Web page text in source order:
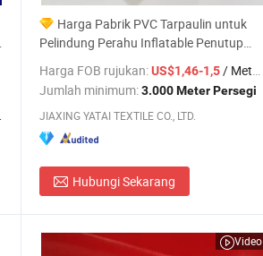
Harga Pabrik PVC Tarpaulin untuk
Pelindung Perahu Inflatable Penutup
Harga FOB rujukan:US$1,46-1,5/ Meter persegi
Jumlah minimum:3.000 Meter Persegi
JIAXING YATAI TEXTILE CO., LTD.
Hubungi Sekarang
Video